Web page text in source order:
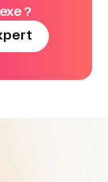
Évitez les
remerciera
?